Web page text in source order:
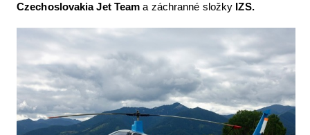
Czechoslovakia Jet Team a záchranné složky IZS.